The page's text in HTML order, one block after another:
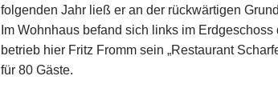
folgenden Jahr ließ er an der rückwärtigen
Im Wohnhaus befand sich links im
betrieb hier Fritz Fromm sein „Restaurant
für 80 Gäste.